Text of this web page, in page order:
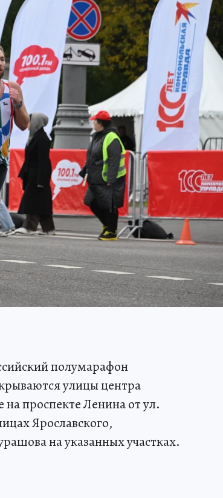
полумарафон
улицы центра
проспекте Ленина от ул.
Ярославского,
на указанных участках.